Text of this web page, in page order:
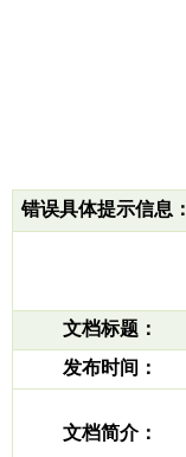
错误具体提示信息：
文档标题：
发布时间：
文档简介：